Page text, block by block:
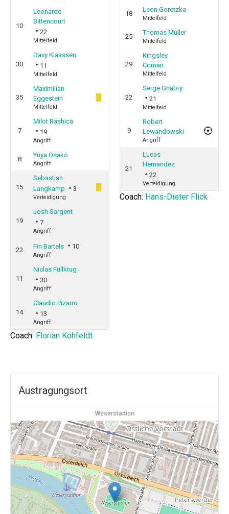
10
Leonardo
Bittencourt
22
Mittelfeld
30
Davy Klaassen
11
Mittelfeld
35
Maximilian
Eggestein
Mittelfeld
7
Milot Rashica
19
Angriff
8
Yuya Osako
Angriff
15
Sebastian
Langkamp
3
Verteidigung
19
Josh Sargent
7
Angriff
22 Fin Bartels 10
Angriff
11
Niclas Füllkrug
30
Angriff
14
Claudio Pizarro
13
Angriff
Coach: Florian Kohfeldt
18
Leon Goretzka
Mittelfeld
25
Thomas Müller
Mittelfeld
29
Kingsley
Coman
Mittelfeld
22
Serge Gnabry
21
Mittelfeld
9
Robert
Lewandowski
Angriff
21
Lucas
Hernandez
22
Verteidigung
Coach: Hans-Dieter Flick
Austragungsort
Weserstadion